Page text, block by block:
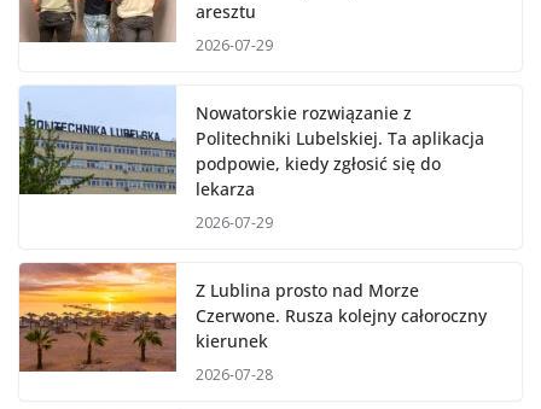
aresztu
2026-07-29
Nowatorskie rozwiązanie z
Politechniki Lubelskiej. Ta aplikacja
podpowie, kiedy zgłosić się do
lekarza
2026-07-29
Z Lublina prosto nad Morze
Czerwone. Rusza kolejny całoroczny
kierunek
2026-07-28